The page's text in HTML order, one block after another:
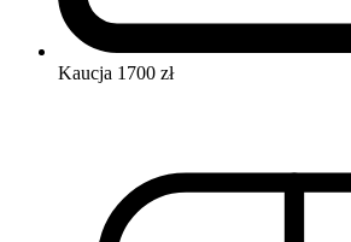
Kaucja 1700 zł